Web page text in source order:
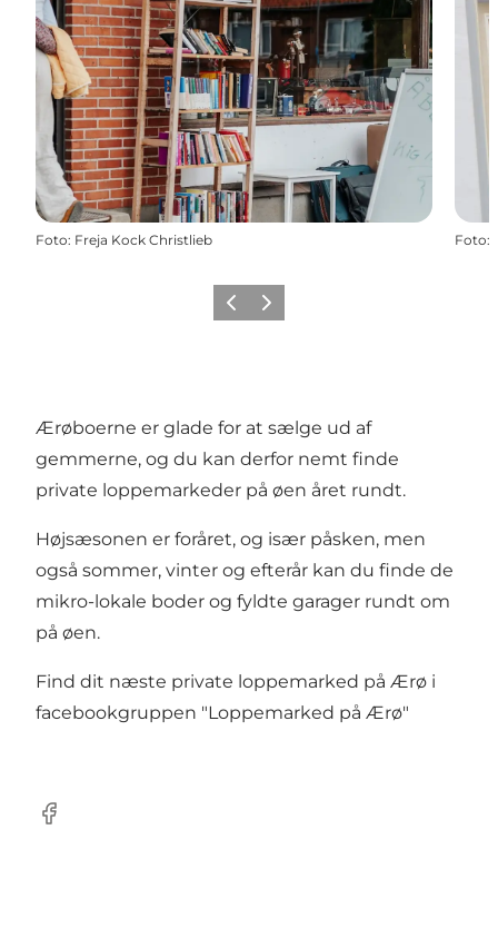
Foto: Freja Kock Christlieb Foto:
ForrigeNæste
Ærøboerne er glade for at sælge ud af
gemmerne, og du kan derfor nemt finde
private loppemarkeder på øen året rundt.
Højsæsonen er foråret, og især påsken, men
også sommer, vinter og efterår kan du finde de
mikro-lokale boder og fyldte garager rundt om
på øen.
Find dit næste private loppemarked på Ærø i
facebookgruppen "Loppemarked på Ærø"
Facebook